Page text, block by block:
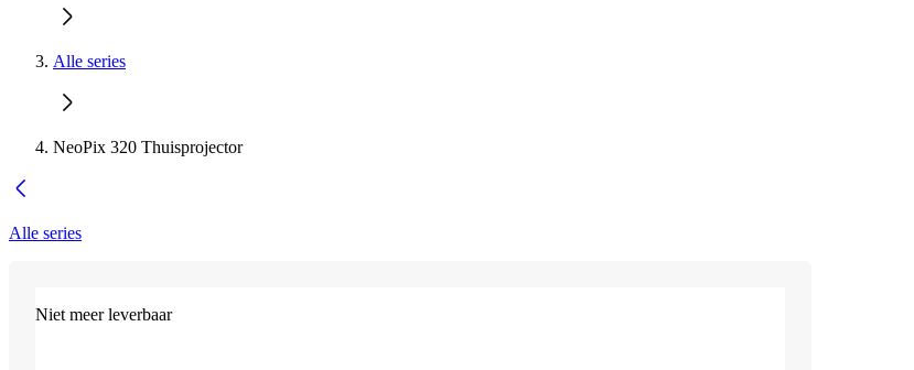
Alle series
NeoPix 320 Thuisprojector
Alle series
Niet meer leverbaar